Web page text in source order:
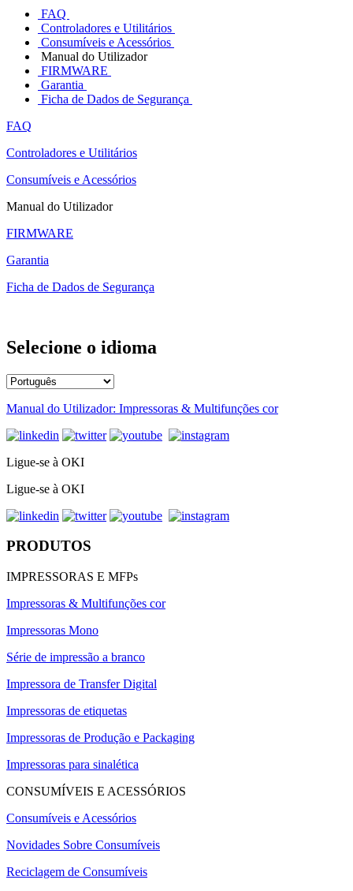
FAQ
Controladores e Utilitários
Consumíveis e Acessórios
Manual do Utilizador
FIRMWARE
Garantia
Ficha de Dados de Segurança
FAQ
Controladores e Utilitários
Consumíveis e Acessórios
Manual do Utilizador
FIRMWARE
Garantia
Ficha de Dados de Segurança
Selecione o idioma
Manual do Utilizador: Impressoras & Multifunções cor
Ligue-se à OKI
Ligue-se à OKI
PRODUTOS
IMPRESSORAS E MFPs
Impressoras & Multifunções cor
Impressoras Mono
Série de impressão a branco
Impressora de Transfer Digital
Impressoras de etiquetas
Impressoras de Produção e Packaging
Impressoras para sinalética
CONSUMÍVEIS E ACESSÓRIOS
Consumíveis e Acessórios
Novidades Sobre Consumíveis
Reciclagem de Consumíveis